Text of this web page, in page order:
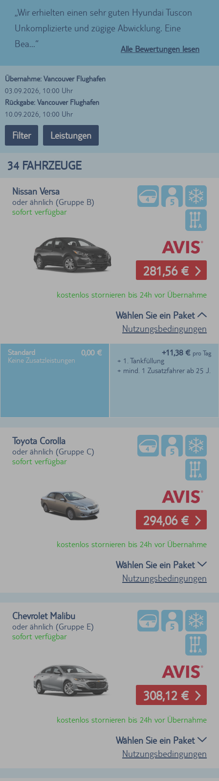
Wir erhielten einen sehr guten Hyundai Tuscon
Unkomplizierte und zügige Abwicklung. Eine
Bea...
Alle Bewertungen lesen
Übernahme: Vancouver Flughafen
03.09.2026, 10:00 Uhr
Rückgabe: Vancouver Flughafen
10.09.2026, 10:00 Uhr
Filter Leistungen
34 FAHRZEUGE
Nissan Versa
oder ähnlich (Gruppe B)
sofort verfügbar
281,56 €
kostenlos stornieren bis 24h vor Übernahme
Wählen Sie ein Paket
Nutzungsbedingungen
Standard
Keine Zusatzleistungen
0,00 €
+ 1. Tankfüllung
+ mind. 1 Zusatzfahrer ab 25 J.
+11,38 € pro Tag
Toyota Corolla
oder ähnlich (Gruppe C)
sofort verfügbar
294,06 €
kostenlos stornieren bis 24h vor Übernahme
Wählen Sie ein Paket
Nutzungsbedingungen
Chevrolet Malibu
oder ähnlich (Gruppe E)
sofort verfügbar
308,12 €
kostenlos stornieren bis 24h vor Übernahme
Wählen Sie ein Paket
Nutzungsbedingungen